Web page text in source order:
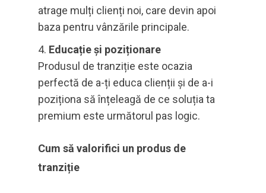
atrage mulți clienți noi, care devin apoi
baza pentru vânzările principale.
Educație și poziționare
Produsul de tranziție este ocazia
perfectă de a-ți educa clienții și de a-i
poziționa să înțeleagă de ce soluția ta
premium este următorul pas logic.
Cum să valorifici un produs de
tranziție